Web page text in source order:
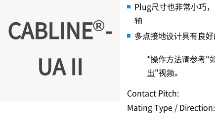
CABLINE®-
UA II
Plug尺寸也非常小巧
轴
多点接地设计具有良
*操作方法请参考"
出"视频。
Contact Pitch:
Mating Type / Direction: